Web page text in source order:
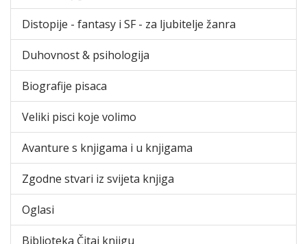
Distopije - fantasy i SF - za ljubitelje žanra
Duhovnost & psihologija
Biografije pisaca
Veliki pisci koje volimo
Avanture s knjigama i u knjigama
Zgodne stvari iz svijeta knjiga
Oglasi
Biblioteka Čitaj knjigu